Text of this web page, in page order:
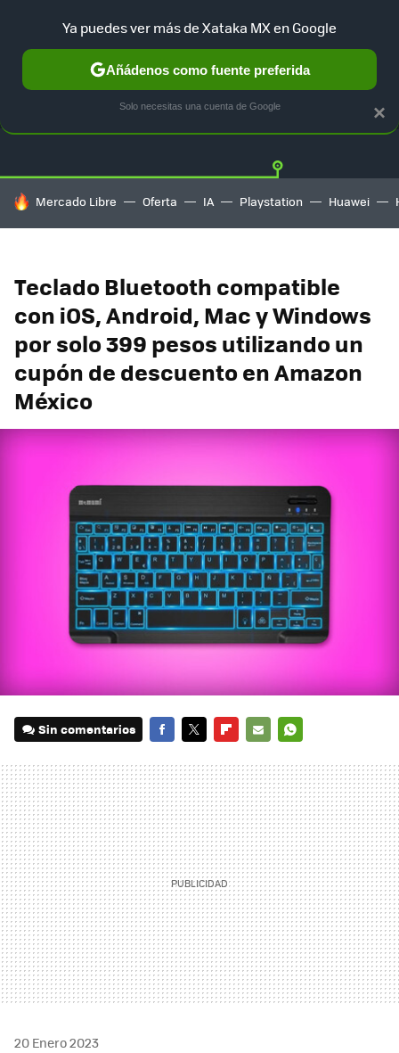
GUÍA DE COMPRAS MERCADO LIBRE
HOY SE HABLA DE
Mercado Libre Oferta IA Playstation Huawei
Teclado Bluetooth compatible
con iOS, Android, Mac y Windows
por solo 399 pesos utilizando un
cupón de descuento en Amazon
México
Sin comentarios
MAIL
20 Enero 2023
×
Ya puedes ver más de Xataka MX en Google
Añádenos como fuente preferida
Solo necesitas una cuenta de Google